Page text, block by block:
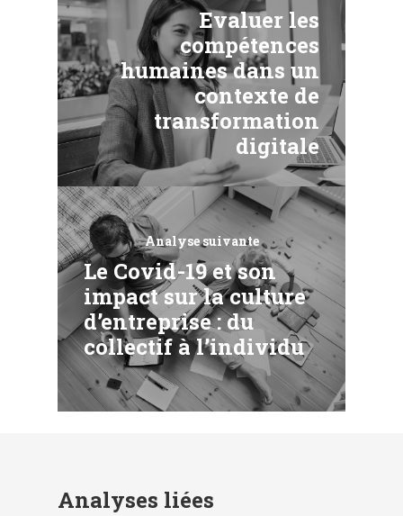
Evaluer les
compétences
humaines dans un
contexte de
transformation
digitale
Analyse suivante
Le Covid-19 et son
impact sur la culture
d’entreprise : du
collectif à l’individu
Analyses liées